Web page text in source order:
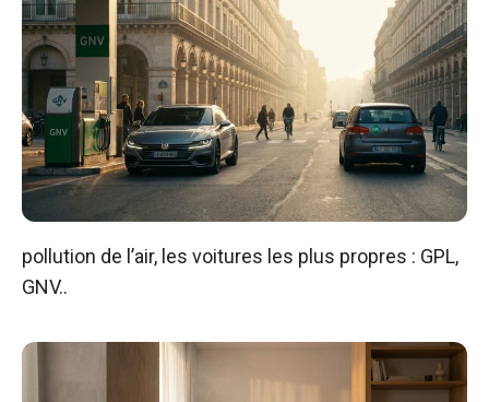
pollution de l’air, les voitures les plus propres : GPL,
GNV..